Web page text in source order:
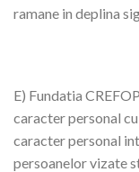
ramane in deplina
E) Fundatia
caracter personal
caracter personal
persoanelor vizate